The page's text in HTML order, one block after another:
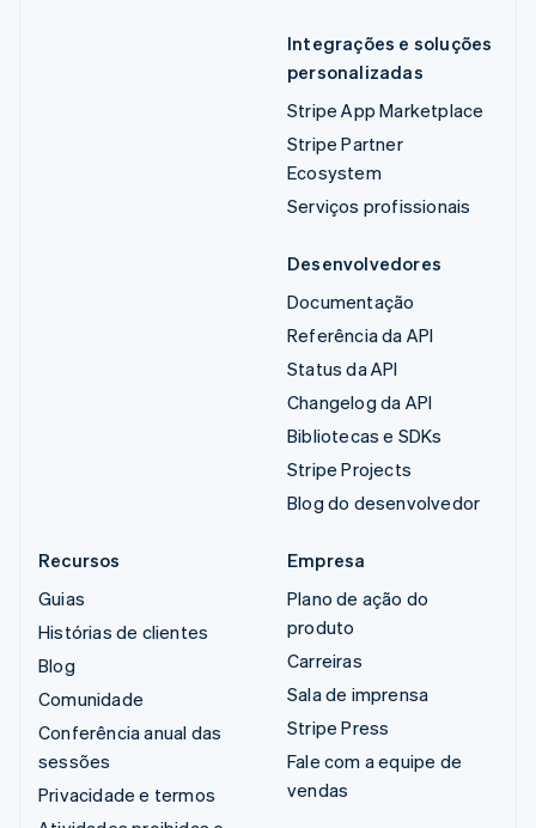
Integrações e soluções
personalizadas
Stripe App Marketplace
Stripe Partner
Ecosystem
Serviços profissionais
Desenvolvedores
Documentação
Referência da API
Status da API
Changelog da API
Bibliotecas e SDKs
Stripe Projects
Blog do desenvolvedor
Recursos
Guias
Histórias de clientes
Blog
Comunidade
Conferência anual das
sessões
Privacidade e termos
Empresa
Plano de ação do
produto
Carreiras
Sala de imprensa
Stripe Press
Fale com a equipe de
vendas